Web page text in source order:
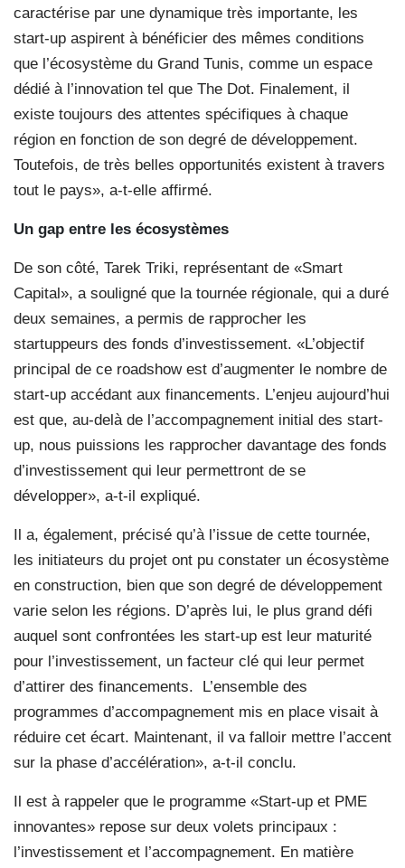
caractérise par une dynamique très importante, les
start-up aspirent à bénéficier des mêmes conditions
que l’écosystème du Grand Tunis, comme un espace
dédié à l’innovation tel que The Dot. Finalement, il
existe toujours des attentes spécifiques à chaque
région en fonction de son degré de développement.
Toutefois, de très belles opportunités existent à travers
tout le pays», a-t-elle affirmé.
Un gap entre les écosystèmes
De son côté, Tarek Triki, représentant de «Smart
Capital», a souligné que la tournée régionale, qui a duré
deux semaines, a permis de rapprocher les
startuppeurs des fonds d’investissement. «L’objectif
principal de ce roadshow est d’augmenter le nombre de
start-up accédant aux financements. L’enjeu aujourd’hui
est que, au-delà de l’accompagnement initial des start-
up, nous puissions les rapprocher davantage des fonds
d’investissement qui leur permettront de se
développer», a-t-il expliqué.
Il a, également, précisé qu’à l’issue de cette tournée,
les initiateurs du projet ont pu constater un écosystème
en construction, bien que son degré de développement
varie selon les régions. D’après lui, le plus grand défi
auquel sont confrontées les start-up est leur maturité
pour l’investissement, un facteur clé qui leur permet
d’attirer des financements. L’ensemble des
programmes d’accompagnement mis en place visait à
réduire cet écart. Maintenant, il va falloir mettre l’accent
sur la phase d’accélération», a-t-il conclu.
Il est à rappeler que le programme «Start-up et PME
innovantes» repose sur deux volets principaux :
l’investissement et l’accompagnement. En matière